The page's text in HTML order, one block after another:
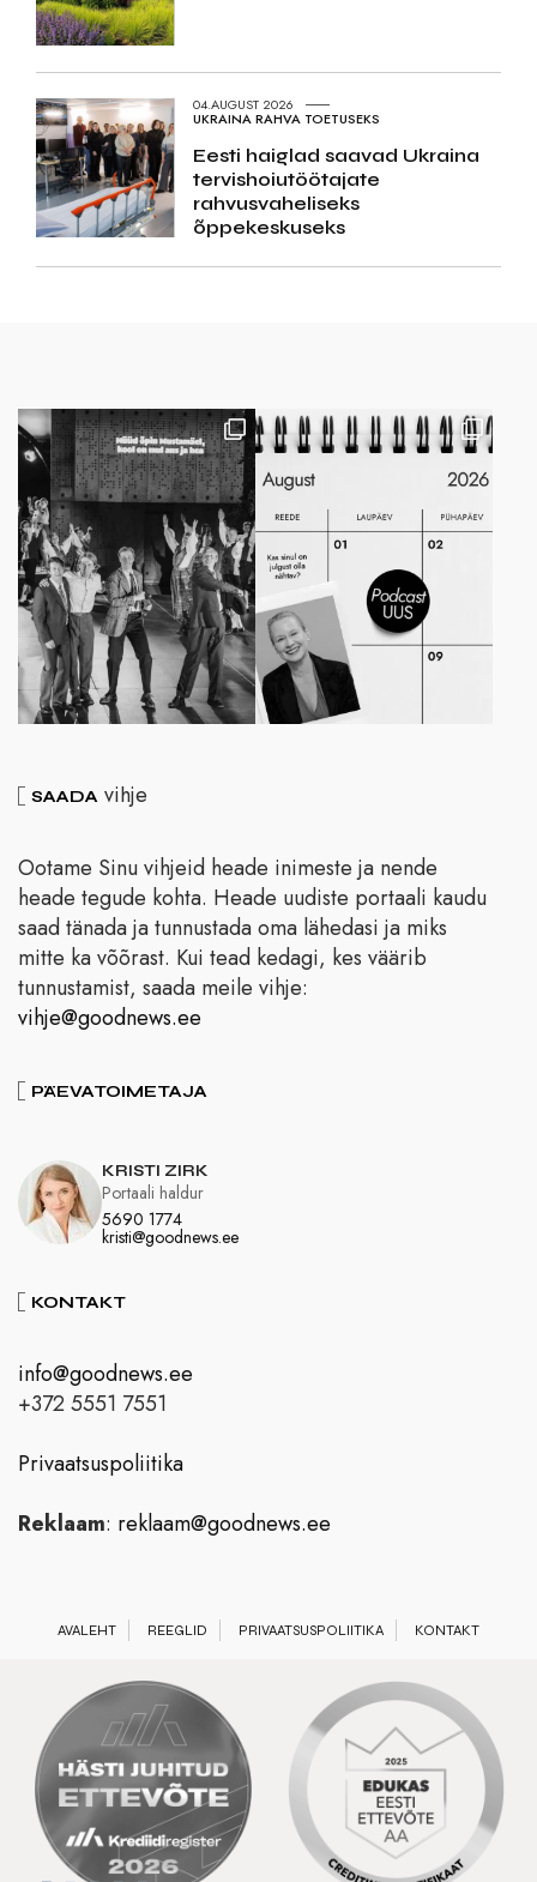
04.AUGUST 2026
UKRAINA RAHVA TOETUSEKS
Eesti haiglad saavad Ukraina
tervishoiutöötajate
rahvusvaheliseks
õppekeskuseks
SAADA vihje
Ootame Sinu vihjeid heade inimeste ja nende
heade tegude kohta. Heade uudiste portaali kaudu
saad tänada ja tunnustada oma lähedasi ja miks
mitte ka võõrast. Kui tead kedagi, kes väärib
tunnustamist, saada meile vihje:
vihje@goodnews.ee
PÄEVATOIMETAJA
KRISTI ZIRK
5690 1774
kristi@goodnews.ee
Portaali haldur
KONTAKT
info@goodnews.ee
+372 5551 7551
Privaatsuspoliitika
Reklaam: reklaam@goodnews.ee
AVALEHT REEGLID PRIVAATSUSPOLIITIKA KONTAKT